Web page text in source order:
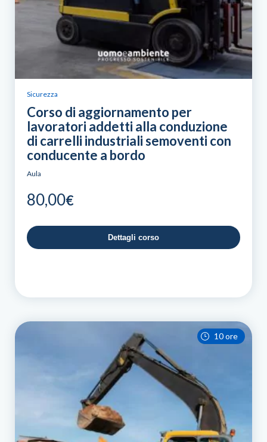
Sicurezza
Corso di aggiornamento per
lavoratori addetti alla conduzione
di carrelli industriali semoventi con
conducente a bordo
Aula
80,00€
Dettagli corso
10 ore